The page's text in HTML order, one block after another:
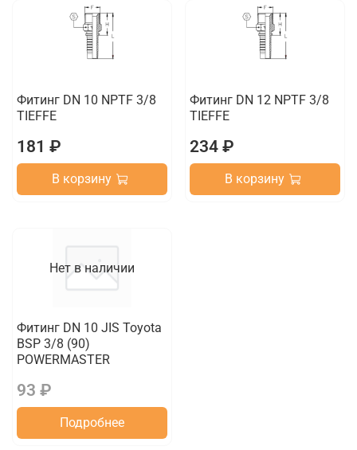
Фитинг DN 10 NPTF 3/8
TIEFFE
181 ₽
В корзину
Фитинг DN 12 NPTF 3/8
TIEFFE
234 ₽
В корзину
Нет в наличии
Фитинг DN 10 JIS Toyota
BSP 3/8 (90)
POWERMASTER
93 ₽
Подробнее